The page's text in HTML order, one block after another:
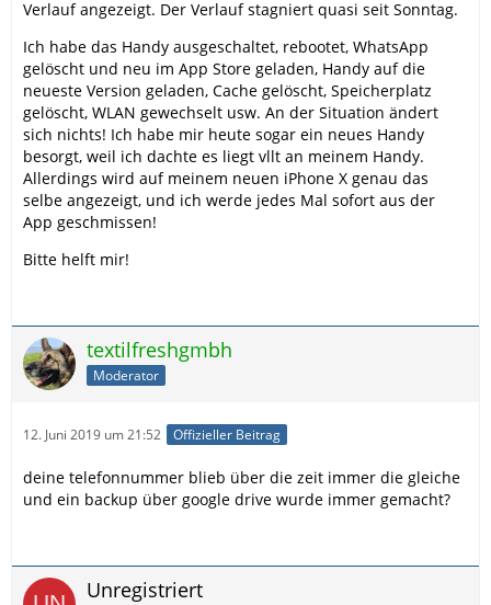
Verlauf angezeigt. Der Verlauf stagniert quasi seit Sonntag.
Ich habe das Handy ausgeschaltet, rebootet, WhatsApp
gelöscht und neu im App Store geladen, Handy auf die
neueste Version geladen, Cache gelöscht, Speicherplatz
gelöscht, WLAN gewechselt usw. An der Situation ändert
sich nichts! Ich habe mir heute sogar ein neues Handy
besorgt, weil ich dachte es liegt vllt an meinem Handy.
Allerdings wird auf meinem neuen iPhone X genau das
selbe angezeigt, und ich werde jedes Mal sofort aus der
App geschmissen!
Bitte helft mir!
textilfreshgmbh
Moderator
12. Juni 2019 um 21:52 Offizieller Beitrag
deine telefonnummer blieb über die zeit immer die gleiche
und ein backup über google drive wurde immer gemacht?
Unregistriert